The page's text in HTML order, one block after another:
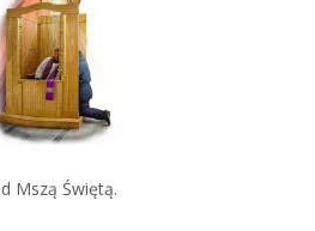
Mszą Świętą.